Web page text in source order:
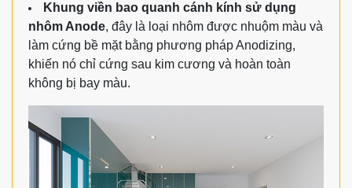
Khung viền bao quanh cánh kính sử dụng
nhôm Anode, đây là loại nhôm được nhuộm màu và
làm cứng bề mặt bằng phương pháp Anodizing,
khiến nó chỉ cứng sau kim cương và hoàn toàn
không bị bay màu.